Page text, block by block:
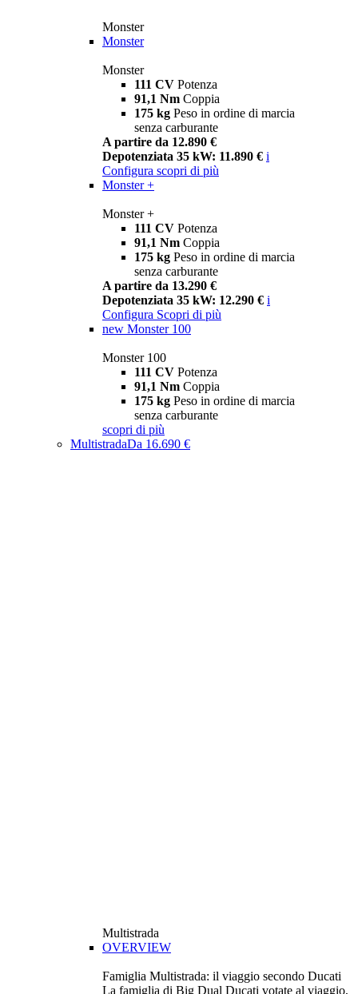
Monster
Monster
Monster
111 CV Potenza
91,1 Nm Coppia
175 kg Peso in ordine di marcia
senza carburante
A partire da 12.890 €
Depotenziata 35 kW: 11.890 € i
Configura scopri di più
Monster +
Monster +
111 CV Potenza
91,1 Nm Coppia
175 kg Peso in ordine di marcia
senza carburante
A partire da 13.290 €
Depotenziata 35 kW: 12.290 € i
Configura Scopri di più
new Monster 100
Monster 100
111 CV Potenza
91,1 Nm Coppia
175 kg Peso in ordine di marcia
senza carburante
scopri di più
MultistradaDa 16.690 €
Multistrada
OVERVIEW
Famiglia Multistrada: il viaggio secondo Ducati
La famiglia di Big Dual Ducati votate al viaggio,